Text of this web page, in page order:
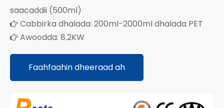
saacaddii (500ml)
 Cabbirka dhalada: 200ml-2000ml dhalada PET
 Awoodda: 8.2KW
Faahfaahin dheeraad ah